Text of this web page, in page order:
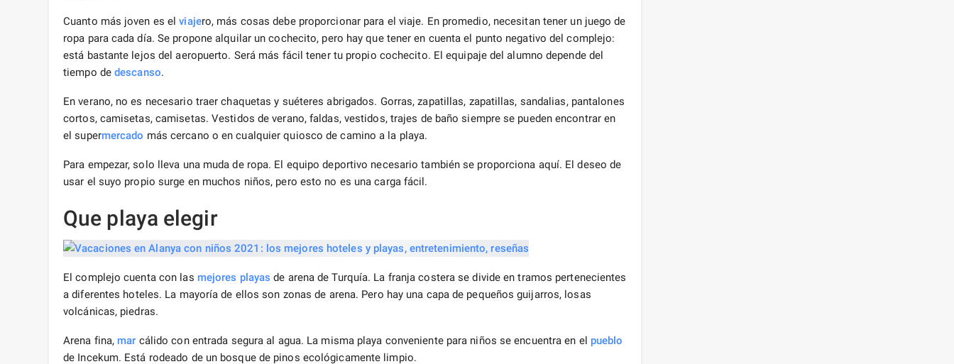
Cuanto más joven es elviajero, más cosas debe proporcionar para el viaje. En promedio, necesitan tener un juego de
ropa para cada día. Se propone alquilar un cochecito, pero hay que tener en cuenta el punto negativo del complejo:
está bastante lejos del aeropuerto. Será más fácil tener tu propio cochecito. El equipaje del alumno depende del
tiempo de descanso.
En verano, no es necesario traer chaquetas y suéteres abrigados. Gorras, zapatillas, zapatillas, sandalias, pantalones
cortos, camisetas, camisetas. Vestidos de verano, faldas, vestidos, trajes de baño siempre se pueden encontrar en
el supermercado más cercano o en cualquier quiosco de camino a la playa.
Para empezar, solo lleva una muda de ropa. El equipo deportivo necesario también se proporciona aquí. El deseo de
usar el suyo propio surge en muchos niños, pero esto no es una carga fácil.
Que playa elegir
El complejo cuenta con las mejores playas de arena de Turquía. La franja costera se divide en tramos pertenecientes
a diferentes hoteles. La mayoría de ellos son zonas de arena. Pero hay una capa de pequeños guijarros, losas
volcánicas, piedras.
Arena fina, mar cálido con entrada segura al agua. La misma playa conveniente para niños se encuentra en el pueblo
de Incekum. Está rodeado de un bosque de pinos ecológicamente limpio.